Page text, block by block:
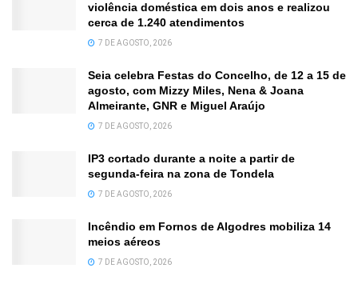
violência doméstica em dois anos e realizou
cerca de 1.240 atendimentos
7 DE AGOSTO, 2026
Seia celebra Festas do Concelho, de 12 a 15 de
agosto, com Mizzy Miles, Nena & Joana
Almeirante, GNR e Miguel Araújo
7 DE AGOSTO, 2026
IP3 cortado durante a noite a partir de
segunda-feira na zona de Tondela
7 DE AGOSTO, 2026
Incêndio em Fornos de Algodres mobiliza 14
meios aéreos
7 DE AGOSTO, 2026